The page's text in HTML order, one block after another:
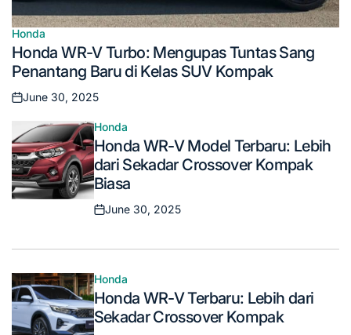
Posted
in
Honda
Honda WR-V Turbo: Mengupas Tuntas Sang
Penantang Baru di Kelas SUV Kompak
Posted
June 30, 2025
Posted
in
Honda
Honda WR-V Model Terbaru: Lebih
dari Sekadar Crossover Kompak
Biasa
Posted
June 30, 2025
Posted
in
Honda
Honda WR-V Terbaru: Lebih dari
Sekadar Crossover Kompak